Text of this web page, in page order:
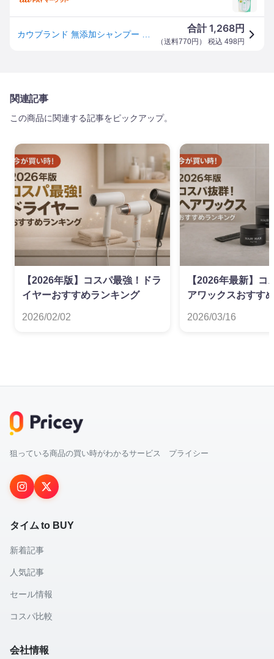
合計1,268円
（送料770円 ） 税込 498 円
関連記事
この商品に関連する記事をピックアップ。
【2026年版】コスパ最強！ドラ
イヤーおすすめランキング
2026/02/02
【2026年最新】コ
アワックスおすす
2026/03/16
狙っている商品の買い時がわかるサービス プライシー
タイム to BUY
新着記事
人気記事
セール情報
コスパ比較
会社情報